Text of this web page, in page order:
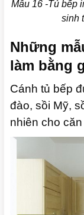
Mẫu 16 -Tủ bếp
sinh
Những
làm bằng
Cánh tủ bếp
đào, sồi Mỹ,
nhiên cho